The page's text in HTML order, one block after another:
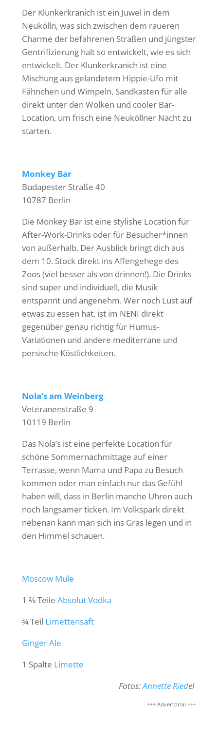
Der Klunkerkranich ist ein Juwel in dem
Neukölln, was sich zwischen dem raueren
Charme der befahrenen Straßen und jüngster
Gentrifizierung halt so entwickelt, wie es sich
entwickelt. Der Klunkerkranich ist eine
Mischung aus gelandetem Hippie-Ufo mit
Fähnchen und Wimpeln, Sandkasten für alle
direkt unter den Wolken und cooler Bar-
Location, um frisch eine Neuköllner Nacht zu
starten.
Monkey Bar
Budapester Straße 40
10787 Berlin
Die Monkey Bar ist eine stylishe Location für
After-Work-Drinks oder für Besucher*innen
von außerhalb. Der Ausblick bringt dich aus
dem 10. Stock direkt ins Affengehege des
Zoos (viel besser als von drinnen!). Die Drinks
sind super und individuell, die Musik
entspannt und angenehm. Wer noch Lust auf
etwas zu essen hat, ist im NENI direkt
gegenüber genau richtig für Humus-
Variationen und andere mediterrane und
persische Köstlichkeiten.
Nola‘s am Weinberg
Veteranenstraße 9
10119 Berlin
Das Nola’s ist eine perfekte Location für
schöne Sommernachmittage auf einer
Terrasse, wenn Mama und Papa zu Besuch
kommen oder man einfach nur das Gefühl
haben will, dass in Berlin manche Uhren auch
noch langsamer ticken. Im Volkspark direkt
nebenan kann man sich ins Gras legen und in
den Himmel schauen.
Moscow Mule
1 ⅔ Teile Absolut Vodka
¾ Teil Limettensaft
Ginger Ale
1 Spalte Limette
Fotos:Annette Riedel
+++ Advertorial +++